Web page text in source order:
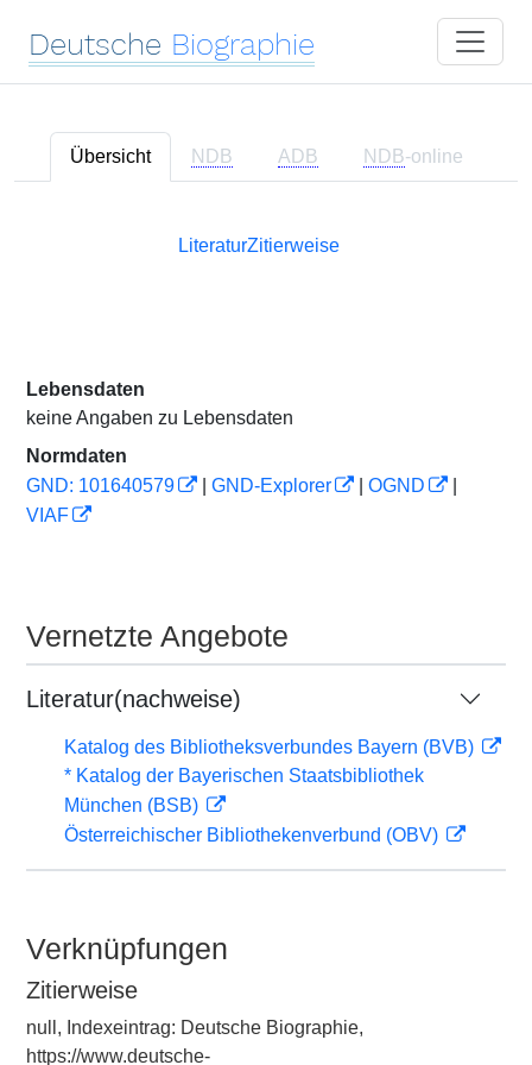
Deutsche Biographie
Übersicht NDB ADB NDB-online
LiteraturZitierweise
Lebensdaten
keine Angaben zu Lebensdaten
Normdaten
GND: 101640579
GND-Explorer OGND
VIAF
Vernetzte Angebote
Literatur(nachweise)
Katalog des Bibliotheksverbundes Bayern (BVB)
* Katalog der Bayerischen Staatsbibliothek
München (BSB)
Österreichischer Bibliothekenverbund (OBV)
Verknüpfungen
Zitierweise
null, Indexeintrag: Deutsche Biographie,
https://www.deutsche-